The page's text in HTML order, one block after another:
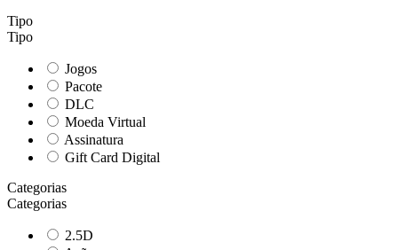
Tipo
Tipo
Jogos
Pacote
DLC
Moeda Virtual
Assinatura
Gift Card Digital
Categorias
Categorias
2.5D